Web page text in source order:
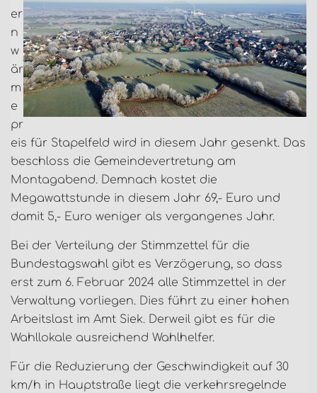
er
n
w
är
m
e
pr
eis für Stapelfeld wird in diesem Jahr gesenkt. Das
beschloss die Gemeindevertretung am
Montagabend. Demnach kostet die
Megawattstunde in diesem Jahr 69,- Euro und
damit 5,- Euro weniger als vergangenes Jahr.
Bei der Verteilung der Stimmzettel für die
Bundestagswahl gibt es Verzögerung, so dass
erst zum 6. Februar 2024 alle Stimmzettel in der
Verwaltung vorliegen. Dies führt zu einer hohen
Arbeitslast im Amt Siek. Derweil gibt es für die
Wahllokale ausreichend Wahlhelfer.
Für die Reduzierung der Geschwindigkeit auf 30
km/h in Hauptstraße liegt die verkehrsregelnde